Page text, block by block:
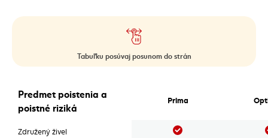
Tabuľku posúvaj posunom do strán
Predmet poistenia a
poistné riziká
Prima
Združený živel Áno